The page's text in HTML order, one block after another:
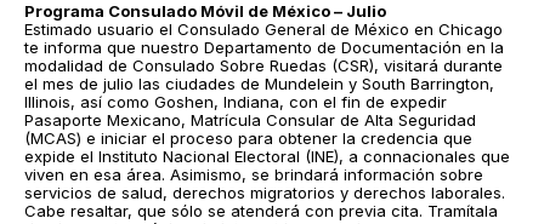
Programa Consulado Móvil de México – Julio
Estimado usuario el Consulado General de México en Chicago
te informa que nuestro Departamento de Documentación en la
modalidad de Consulado Sobre Ruedas (CSR), visitará durante
el mes de julio las ciudades de Mundelein y South Barrington,
Illinois, así como Goshen, Indiana, con el fin de expedir
Pasaporte Mexicano, Matrícula Consular de Alta Seguridad
(MCAS) e iniciar el proceso para obtener la credencia que
expide el Instituto Nacional Electoral (INE), a connacionales que
viven en esa área. Asimismo, se brindará información sobre
servicios de salud, derechos migratorios y derechos laborales.
Cabe resaltar, que sólo se atenderá con previa cita. Tramítala